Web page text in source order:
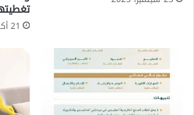
21 أكتوبر، 2025